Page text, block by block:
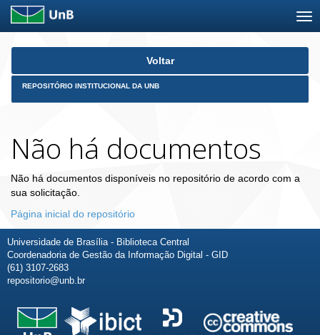
Skip
Voltar
REPOSITÓRIO INSTITUCIONAL DA UNB
Não há documentos
Não há documentos disponíveis no repositório de acordo com a
sua solicitação.
Página inicial do repositório
Universidade de Brasília - Biblioteca Central
Coordenadoria de Gestão da Informação Digital - GID
(61) 3107-2683
repositorio@unb.br